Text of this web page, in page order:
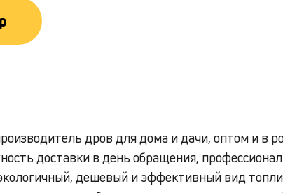
дров для дома и дачи, оптом и в
доставки в день обращения,
дешевый и эффективный вид